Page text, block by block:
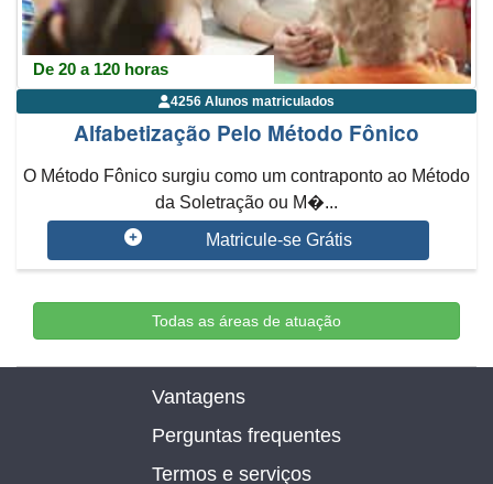
De 20 a 120 horas
4256 Alunos matriculados
Alfabetização Pelo Método Fônico
O Método Fônico surgiu como um contraponto ao Método
da Soletração ou M�...
Matricule-se Grátis
Todas as áreas de atuação
Vantagens
Perguntas frequentes
Termos e serviços